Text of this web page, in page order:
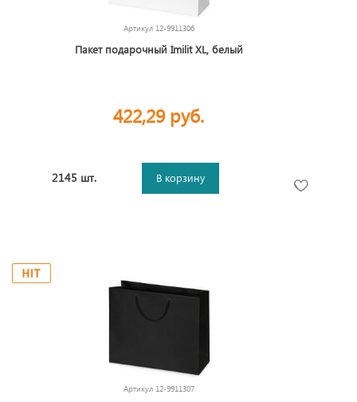
Артикул 12-9911306
Пакет подарочный Imilit XL, белый
422,29 руб.
2145 шт. В корзину
Артикул 12-9911307